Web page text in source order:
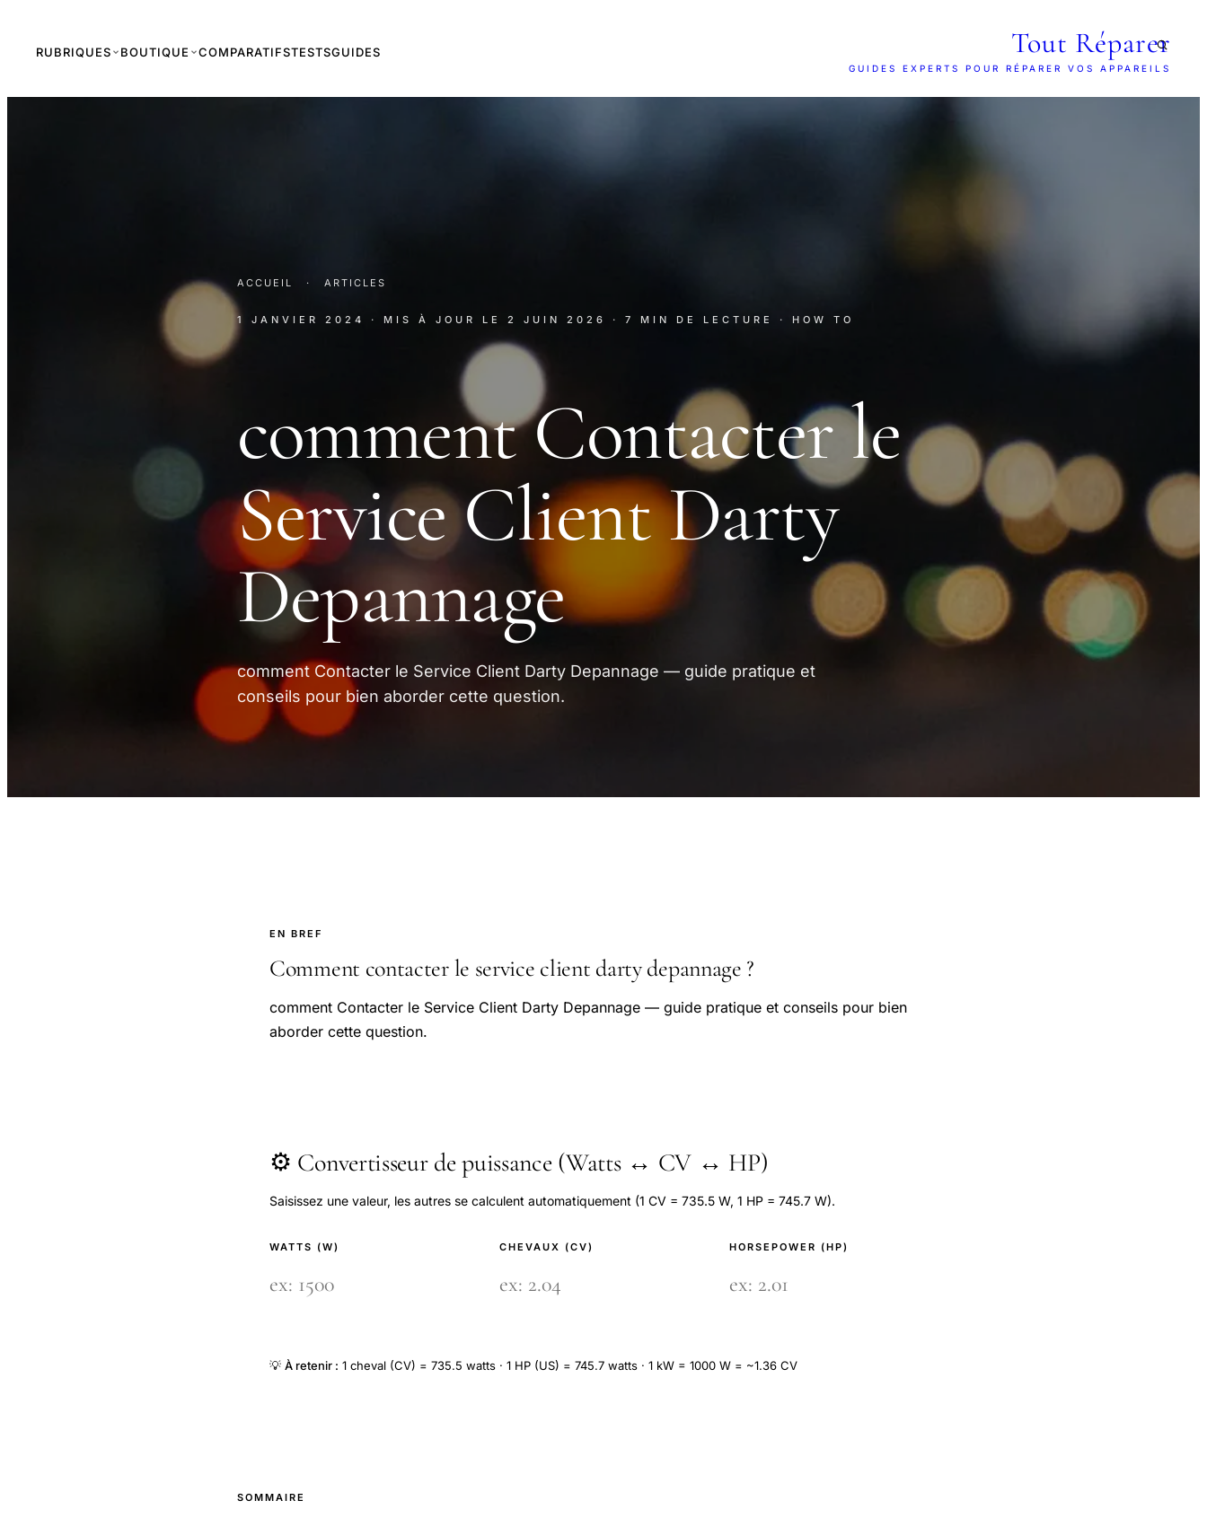
RUBRIQUES BOUTIQUE COMPARATIFSTESTSGUIDES Tout Réparer
GUIDES EXPERTS POUR RÉPARER VOS APPAREILS
ACCUEIL · ARTICLES
1 JANVIER 2024 · MIS À JOUR LE 2 JUIN 2026 · 7 MIN DE LECTURE · HOW TO
comment Contacter le
Service Client Darty
Depannage
comment Contacter le Service Client Darty Depannage — guide pratique et
conseils pour bien aborder cette question.
EN BREF
Comment contacter le service client darty depannage ?
comment Contacter le Service Client Darty Depannage — guide pratique et conseils pour bien
aborder cette question.
⚙️ Convertisseur de puissance (Watts ↔ CV ↔ HP)
Saisissez une valeur, les autres se calculent automatiquement (1 CV = 735.5 W, 1 HP = 745.7 W).
WATTS (W) CHEVAUX (CV) HORSEPOWER (HP)
💡 À retenir : 1 cheval (CV) = 735.5 watts · 1 HP (US) = 745.7 watts · 1 kW = 1000 W = ~1.36 CV
SOMMAIRE